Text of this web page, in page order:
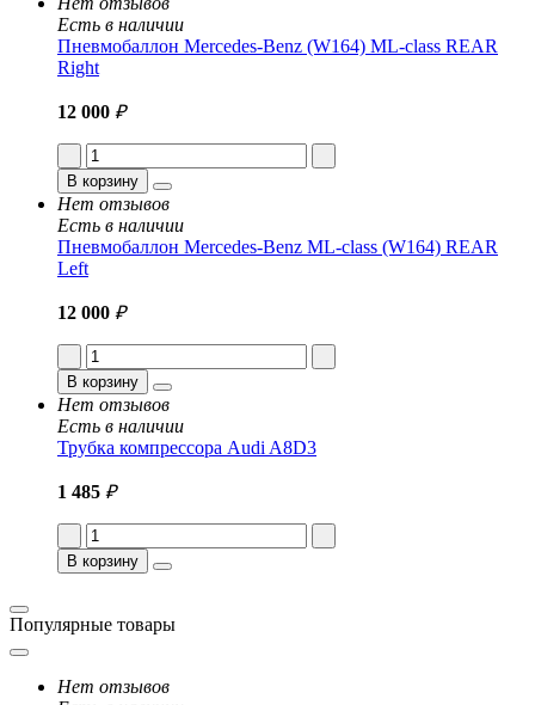
Есть в наличии
Пневмобаллон Mercedes-Benz (W164) ML-class REAR
Right
12 000 ₽
В корзину
Нет отзывов
Есть в наличии
Пневмобаллон Mercedes-Benz ML-class (W164) REAR
Left
12 000 ₽
В корзину
Нет отзывов
Есть в наличии
Трубка компрессора Audi A8D3
1 485 ₽
В корзину
Популярные товары
Нет отзывов